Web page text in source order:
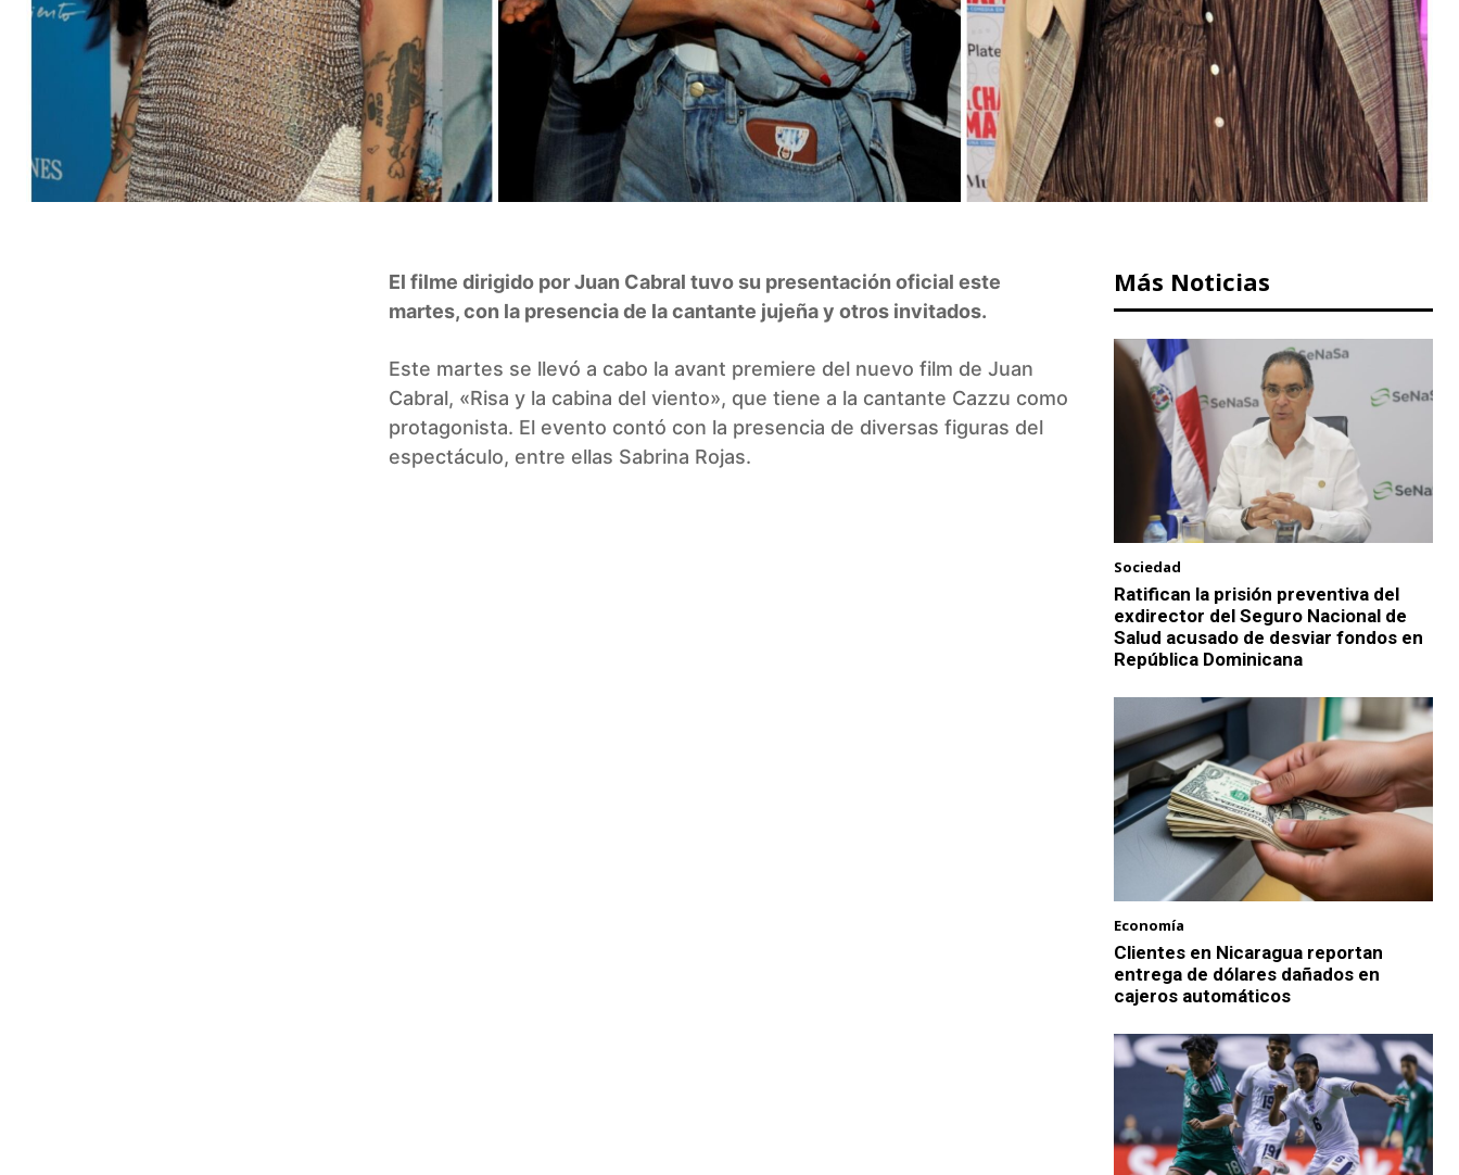
El filme dirigido por Juan Cabral tuvo su presentación oficial este
martes, con la presencia de la cantante jujeña y otros invitados.
Este martes se llevó a cabo la avant premiere del nuevo film de Juan
Cabral, «Risa y la cabina del viento», que tiene a la cantante Cazzu como
protagonista. El evento contó con la presencia de diversas figuras del
espectáculo, entre ellas Sabrina Rojas.
Más Noticias
Sociedad
Ratifican la prisión preventiva del
exdirector del Seguro Nacional de
Salud acusado de desviar fondos en
República Dominicana
Economía
Clientes en Nicaragua reportan
entrega de dólares dañados en
cajeros automáticos